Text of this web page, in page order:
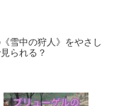
雪中の狩人》をやさし
られる？